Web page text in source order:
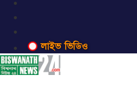
লাইভ ভিডিও